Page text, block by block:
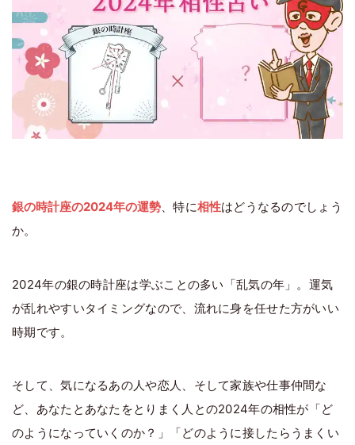
銀の時計座の2024年の運勢、特に相性はどうなるのでしょう
か。
2024年の銀の時計座は学ぶことの多い「乱気の年」。運気
が乱れやすいタイミングなので、流れに身を任せた方がいい
時期です。
そして、気になるあの人や恋人、そして家族や仕事仲間な
ど、あなたとあなたをとりまく人との2024年の相性が「ど
のようになっていくのか？」「どのように接したらうまくい